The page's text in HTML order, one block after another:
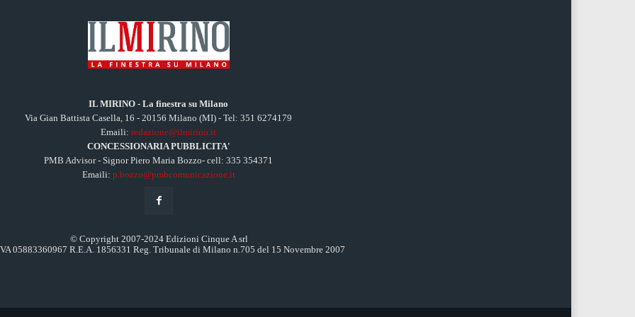
IL MIRINO - La finestra su Milano
Via Gian Battista Casella, 16 - 20156 Milano (MI) - Tel: 351 6274179
Emaili:redazione@ilmirino.it
CONCESSIONARIA PUBBLICITA'
PMB Advisor - Signor Piero Maria Bozzo- cell: 335 354371
Emaili: p.bozzo@pmbcomunicazione.it
© Copyright 2007-2024 Edizioni Cinque A srl
05883360967 R.E.A. 1856331 Reg. Tribunale di Milano n.705 del 15 Novembre 2007